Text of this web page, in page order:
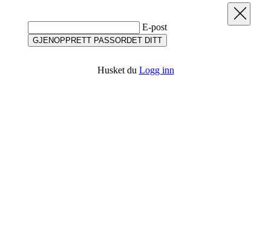
Steng
E-post
GJENOPPRETT PASSORDET DITT
Husket du Logg inn